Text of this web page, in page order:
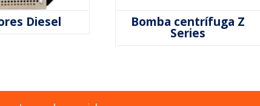
Diesel Bomba centrífuga Z
Series